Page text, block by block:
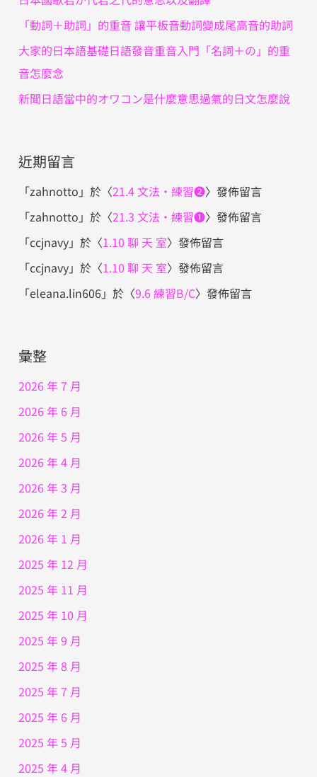
「動詞＋助詞」的重音 讓平板音動詞變成尾高音的助詞
大家的日本語基礎日語發音重音入門「名詞＋の」的重
音怎麼念
新聞日語當中的オワコン是什麼意思過氣的日文怎麼說
近期留言
「zahnotto 」於〈21.4 文法・練習❷〉發佈留言
「zahnotto 」於〈21.3 文法・練習❶〉發佈留言
「ccjnavy」於〈1.10 聊 天 室〉發佈留言
「ccjnavy」於〈1.10 聊 天 室〉發佈留言
「eleana.lin606」於〈9.6 練習B/C〉發佈留言
彙整
2026 年 7 月
2026 年 6 月
2026 年 5 月
2026 年 4 月
2026 年 3 月
2026 年 2 月
2026 年 1 月
2025 年 12 月
2025 年 11 月
2025 年 10 月
2025 年 9 月
2025 年 8 月
2025 年 7 月
2025 年 6 月
2025 年 5 月
2025 年 4 月